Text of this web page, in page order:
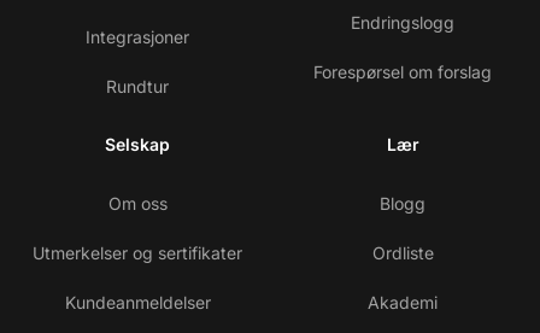
Integrasjoner
Rundtur
Endringslogg
Forespørsel om forslag
Selskap
Om oss
Utmerkelser og sertifikater
Kundeanmeldelser
Lær
Blogg
Ordliste
Akademi